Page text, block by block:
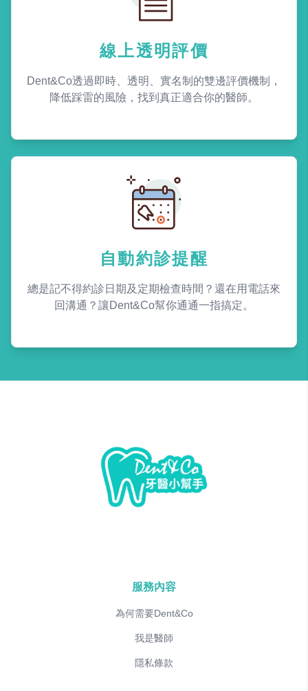
線上透明評價
Dent&Co透過即時、透明、實名制的雙邊評價機制，
降低踩雷的風險，找到真正適合你的醫師。
自動約診提醒
總是記不得約診日期及定期檢查時間？還在用電話來
回溝通？讓Dent&Co幫你通通一指搞定。
服務內容
為何需要Dent&Co
我是醫師
隱私條款